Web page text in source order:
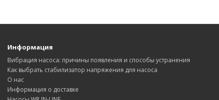
Информация
Вибрация насоса: причины появления и способы устранения
Как выбрать стабилизатор напряжения для насоса
О нас
Информация о доставке